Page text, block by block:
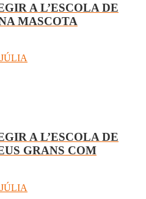
A L’ESCOLA DE
MASCOTA
A L’ESCOLA DE
GRANS COM